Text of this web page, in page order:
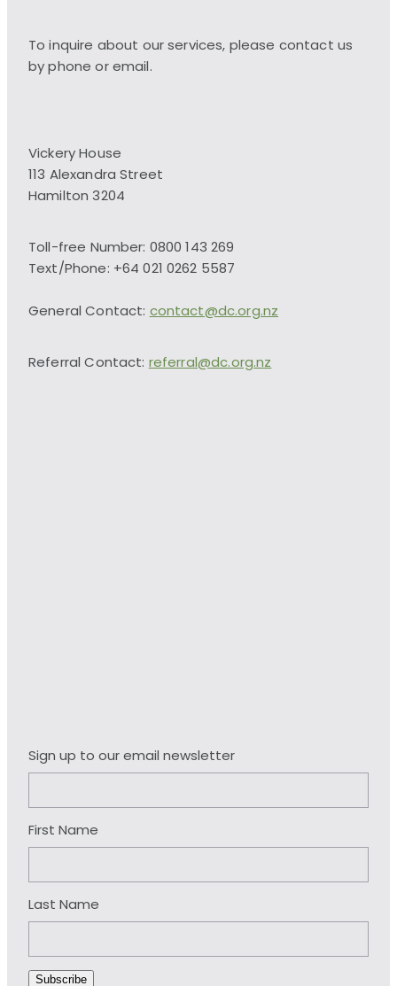
To inquire about our services, please contact us
by phone or email.
Vickery House
113 Alexandra Street
Hamilton 3204
Toll-free Number: 0800 143 269
Text/Phone: +64 021 0262 5587
General Contact:contact@dc.org.nz
Referral Contact:referral@dc.org.nz
Sign up to our email newsletter
First Name
Last Name
Subscribe